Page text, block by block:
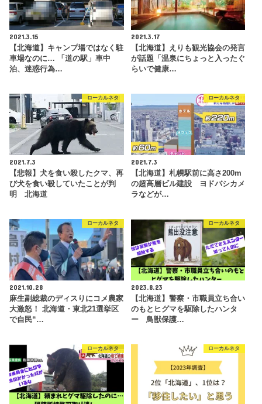
2021.3.15
【北海道】キャンプ場ではなく駐
車場なのに… 「道の駅」車中
泊、迷惑行為…
2021.3.17
【北海道】えりも観光協会の発言
が話題「温泉にちょっと入ったぐ
らいで健康…
ローカルネタ
2021.7.3
【悲報】犬を食い殺したクマ、再
び犬を食い殺していたことが判
明 北海道
ローカルネタ
2021.7.3
【北海道】札幌駅前に高さ200m
の超高層ビル建設 ヨドバシカメ
ラなどが…
ローカルネタ
2021.10.28
麻生副総裁のディスりにコメ農家
大激怒！ 北海道・東北21選挙区
で自民“…
ローカルネタ
2023.8.23
【北海道】警察・市職員立ち合い
のもとヒグマを駆除したハンタ
ー 鳥獣保護…
ローカルネタ ローカルネタ